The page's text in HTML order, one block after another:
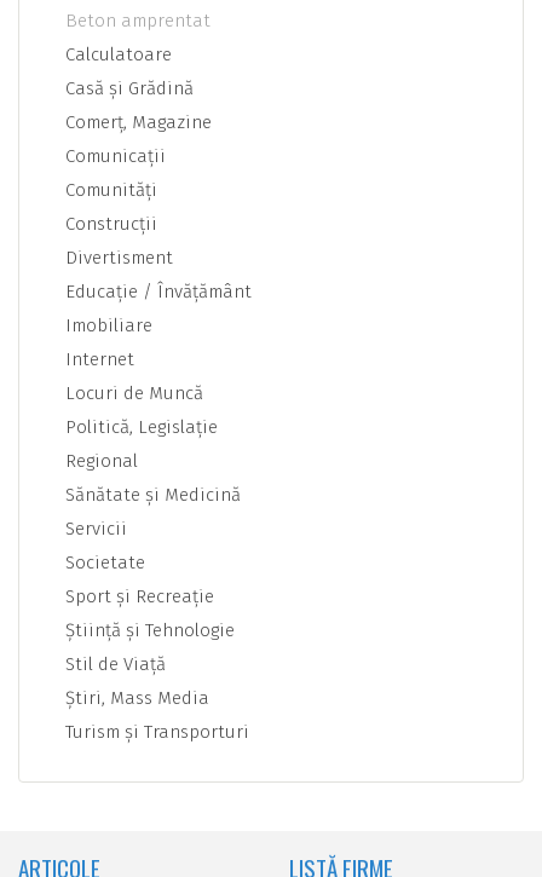
Beton amprentat
Calculatoare
Casă şi Grădină
Comerţ, Magazine
Comunicaţii
Comunităţi
Construcţii
Divertisment
Educaţie / Învăţământ
Imobiliare
Internet
Locuri de Muncă
Politică, Legislaţie
Regional
Sănătate şi Medicină
Servicii
Societate
Sport şi Recreaţie
Ştiinţă şi Tehnologie
Stil de Viaţă
Ştiri, Mass Media
Turism şi Transporturi
ARTICOLE LISTĂ FIRME